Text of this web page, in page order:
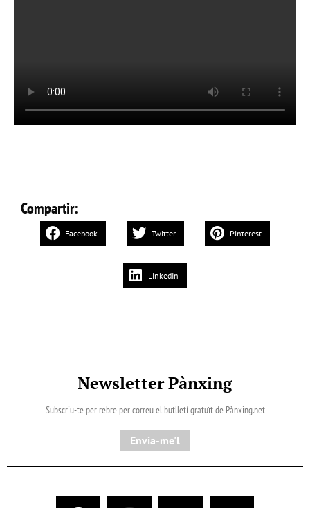
Compartir:
Facebook Twitter Pinterest
LinkedIn
Newsletter Pànxing
Subscriu-te per rebre per correu el butlletí gratuït de Pànxing.net​
Envia-me'l